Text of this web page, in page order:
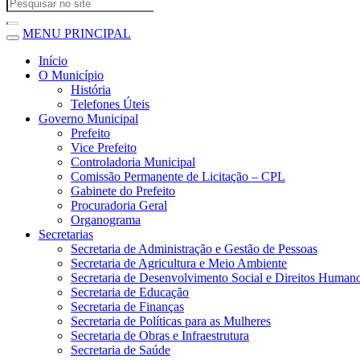
MENU PRINCIPAL
Início
O Município
História
Telefones Úteis
Governo Municipal
Prefeito
Vice Prefeito
Controladoria Municipal
Comissão Permanente de Licitação – CPL
Gabinete do Prefeito
Procuradoria Geral
Organograma
Secretarias
Secretaria de Administração e Gestão de Pessoas
Secretaria de Agricultura e Meio Ambiente
Secretaria de Desenvolvimento Social e Direitos
Secretaria de Educação
Secretaria de Finanças
Secretaria de Políticas para as Mulheres
Secretaria de Obras e Infraestrutura
Secretaria de Saúde